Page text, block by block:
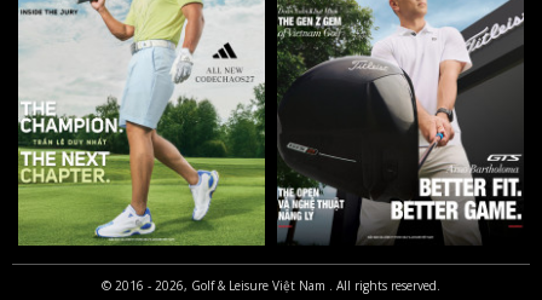
© 2016 - 2026, Golf & Leisure Việt Nam . All rights reserved.